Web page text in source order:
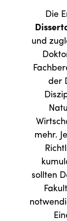
Die
und
der
mehr.
sollten